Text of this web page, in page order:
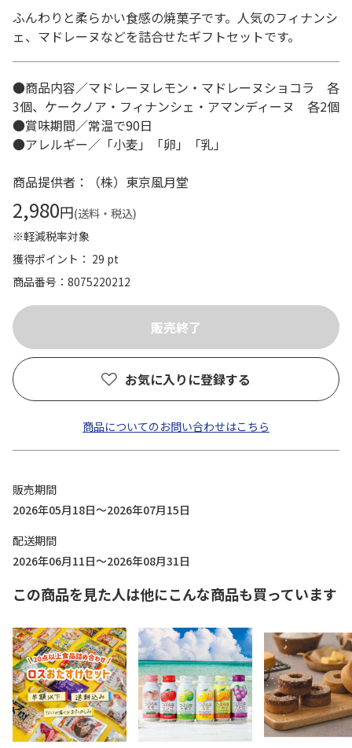
ふんわりと柔らかい食感の焼菓子です。人気のフィナンシ
ェ、マドレーヌなどを詰合せたギフトセットです。
●商品内容／マドレーヌレモン・マドレーヌショコラ 各
3個、ケークノア・フィナンシェ・アマンディーヌ 各2個
●賞味期間／常温で90日
●アレルギー／「小麦」「卵」「乳」
商品提供者：（株）東京風月堂
2,980円(送料・税込)
※軽減税率対象
獲得ポイント： 29 pt
商品番号
8075220212
お気に入りに登録する
商品についてのお問い合わせはこちら
販売期間
2026年05月18日～2026年07月15日
配送期間
2026年06月11日～2026年08月31日
この商品を見た人は他にこんな商品も買っています